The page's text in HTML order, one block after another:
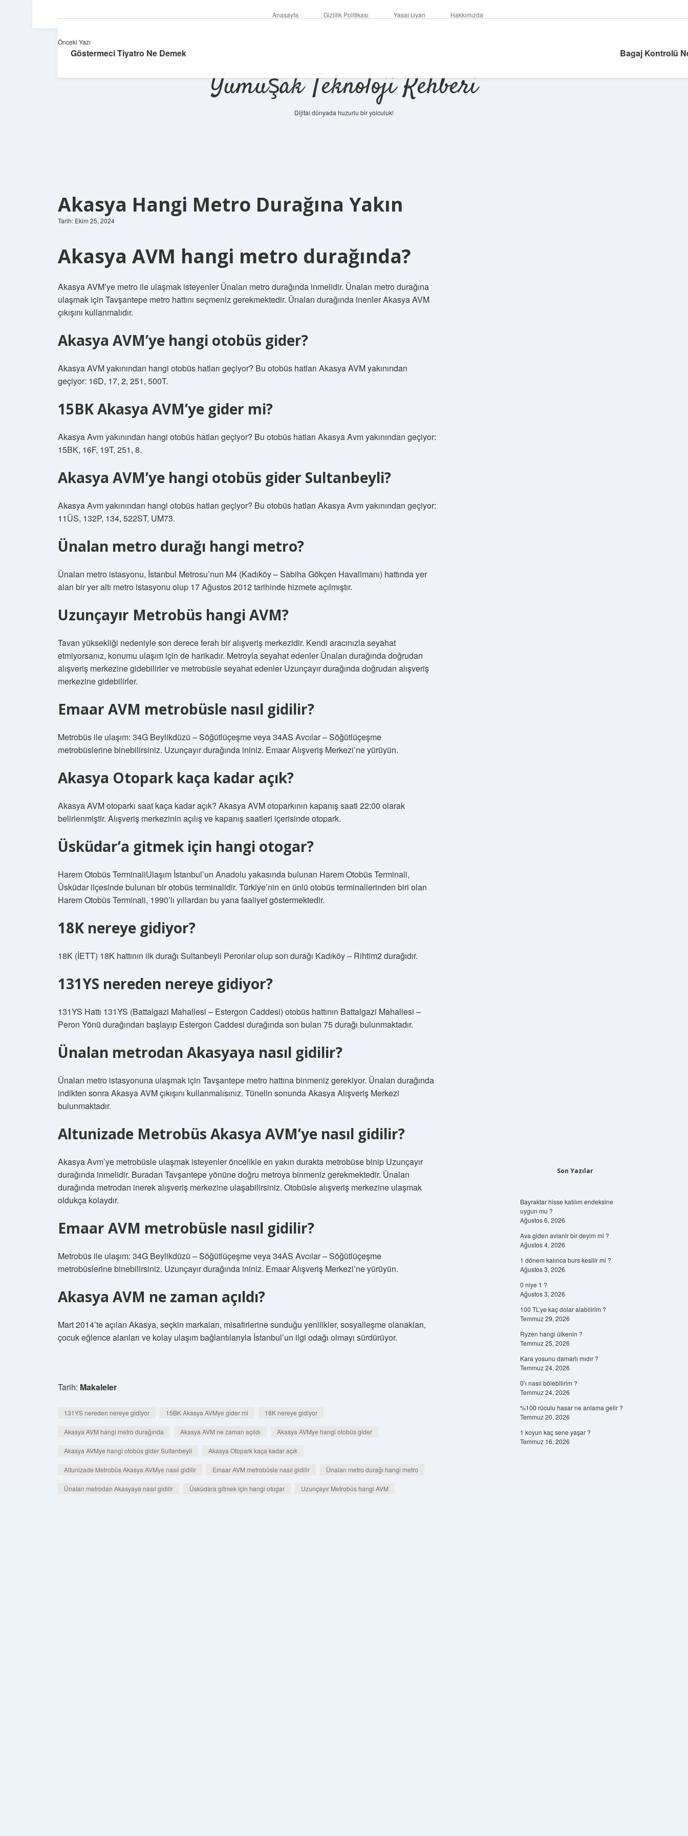
Anasayfa Gizlilik Politikası Yasal Uyarı Hakkımızda
Yumuşak Teknoloji Rehberi
Dijital dünyada huzurlu bir yolculuk!
Akasya Hangi Metro Durağına Yakın
Tarih: Ekim 25, 2024
Akasya AVM hangi metro durağında?
Akasya AVM’ye metro ile ulaşmak isteyenler Ünalan metro durağında inmelidir. Ünalan metro durağına
ulaşmak için Tavşantepe metro hattını seçmeniz gerekmektedir. Ünalan durağında inenler Akasya AVM
çıkışını kullanmalıdır.
Akasya AVM’ye hangi otobüs gider?
Akasya AVM yakınından hangi otobüs hatları geçiyor? Bu otobüs hatları Akasya AVM yakınından
geçiyor: 16D, 17, 2, 251, 500T.
15BK Akasya AVM’ye gider mi?
Akasya Avm yakınından hangi otobüs hatları geçiyor? Bu otobüs hatları Akasya Avm yakınından geçiyor:
15BK, 16F, 19T, 251, 8.
Akasya AVM’ye hangi otobüs gider Sultanbeyli?
Akasya Avm yakınından hangi otobüs hatları geçiyor? Bu otobüs hatları Akasya Avm yakınından geçiyor:
11ÜS, 132P, 134, 522ST, UM73.
Ünalan metro durağı hangi metro?
Ünalan metro istasyonu, İstanbul Metrosu’nun M4 (Kadıköy – Sabiha Gökçen Havalimanı) hattında yer
alan bir yer altı metro istasyonu olup 17 Ağustos 2012 tarihinde hizmete açılmıştır.
Uzunçayır Metrobüs hangi AVM?
Tavan yüksekliği nedeniyle son derece ferah bir alışveriş merkezidir. Kendi aracınızla seyahat
etmiyorsanız, konumu ulaşım için de harikadır. Metroyla seyahat edenler Ünalan durağında doğrudan
alışveriş merkezine gidebilirler ve metrobüsle seyahat edenler Uzunçayır durağında doğrudan alışveriş
merkezine gidebilirler.
Emaar AVM metrobüsle nasıl gidilir?
Metrobüs ile ulaşım: 34G Beylikdüzü – Söğütlüçeşme veya 34AS Avcılar – Söğütlüçeşme
metrobüslerine binebilirsiniz. Uzunçayır durağında ininiz. Emaar Alışveriş Merkezi’ne yürüyün.
Akasya Otopark kaça kadar açık?
Akasya AVM otoparkı saat kaça kadar açık? Akasya AVM otoparkının kapanış saati 22:00 olarak
belirlenmiştir. Alışveriş merkezinin açılış ve kapanış saatleri içerisinde otopark.
Üsküdar’a gitmek için hangi otogar?
Harem Otobüs TerminaliUlaşım İstanbul’un Anadolu yakasında bulunan Harem Otobüs Terminali,
Üsküdar ilçesinde bulunan bir otobüs terminalidir. Türkiye’nin en ünlü otobüs terminallerinden biri olan
Harem Otobüs Terminali, 1990’lı yıllardan bu yana faaliyet göstermektedir.
18K nereye gidiyor?
18K (İETT) 18K hattının ilk durağı Sultanbeyli Peronlar olup son durağı Kadıköy – Rihtim2 durağıdır.
131YS nereden nereye gidiyor?
131YS Hattı 131YS (Battalgazi Mahallesi – Estergon Caddesi) otobüs hattının Battalgazi Mahallesi –
Peron Yönü durağından başlayıp Estergon Caddesi durağında son bulan 75 durağı bulunmaktadır.
Ünalan metrodan Akasyaya nasıl gidilir?
Ünalan metro istasyonuna ulaşmak için Tavşantepe metro hattına binmeniz gerekiyor. Ünalan durağında
indikten sonra Akasya AVM çıkışını kullanmalısınız. Tünelin sonunda Akasya Alışveriş Merkezi
bulunmaktadır.
Altunizade Metrobüs Akasya AVM’ye nasıl gidilir?
Akasya Avm’ye metrobüsle ulaşmak isteyenler öncelikle en yakın durakta metrobüse binip Uzunçayır
durağında inmelidir. Buradan Tavşantepe yönüne doğru metroya binmeniz gerekmektedir. Ünalan
durağında metrodan inerek alışveriş merkezine ulaşabilirsiniz. Otobüsle alışveriş merkezine ulaşmak
oldukça kolaydır.
Emaar AVM metrobüsle nasıl gidilir?
Metrobüs ile ulaşım: 34G Beylikdüzü – Söğütlüçeşme veya 34AS Avcılar – Söğütlüçeşme
metrobüslerine binebilirsiniz. Uzunçayır durağında ininiz. Emaar Alışveriş Merkezi’ne yürüyün.
Akasya AVM ne zaman açıldı?
Mart 2014’te açılan Akasya, seçkin markaları, misafirlerine sunduğu yenilikler, sosyalleşme olanakları,
çocuk eğlence alanları ve kolay ulaşım bağlantılarıyla İstanbul’un ilgi odağı olmayı sürdürüyor.
Tarih: Makaleler
131YS nereden nereye gidiyor 15BK Akasya AVMye gider mi 18K nereye gidiyor
Akasya AVM hangi metro durağında Akasya AVM ne zaman açıldı Akasya AVMye hangi otobüs gider
Akasya AVMye hangi otobüs gider Sultanbeyli Akasya Otopark kaça kadar açık
Altunizade Metrobüs Akasya AVMye nasıl gidilir Emaar AVM metrobüsle nasıl gidilir Ünalan metro durağı hangi metro
Ünalan metrodan Akasyaya nasıl gidilir Üsküdara gitmek için hangi otogar Uzunçayır Metrobüs hangi AVM
Önceki Yazı
Göstermeci Tiyatro Ne Demek Bagaj Kontrolü
Son Yazılar
Bayraktar hisse katılım endeksine
uygun mu ?
Ağustos 6, 2026
Ava giden avlanir bir deyim mi ?
Ağustos 4, 2026
1 dönem kalınca burs kesilir mi ?
Ağustos 3, 2026
0 niye 1 ?
Ağustos 3, 2026
100 TL’ye kaç dolar alabilirim ?
Temmuz 29, 2026
Ryzen hangi ülkenin ?
Temmuz 25, 2026
Kara yosunu damarlı mıdır ?
Temmuz 24, 2026
0’ı nasıl bölebilirim ?
Temmuz 24, 2026
%100 rüculu hasar ne anlama gelir ?
Temmuz 20, 2026
1 koyun kaç sene yaşar ?
Temmuz 16, 2026